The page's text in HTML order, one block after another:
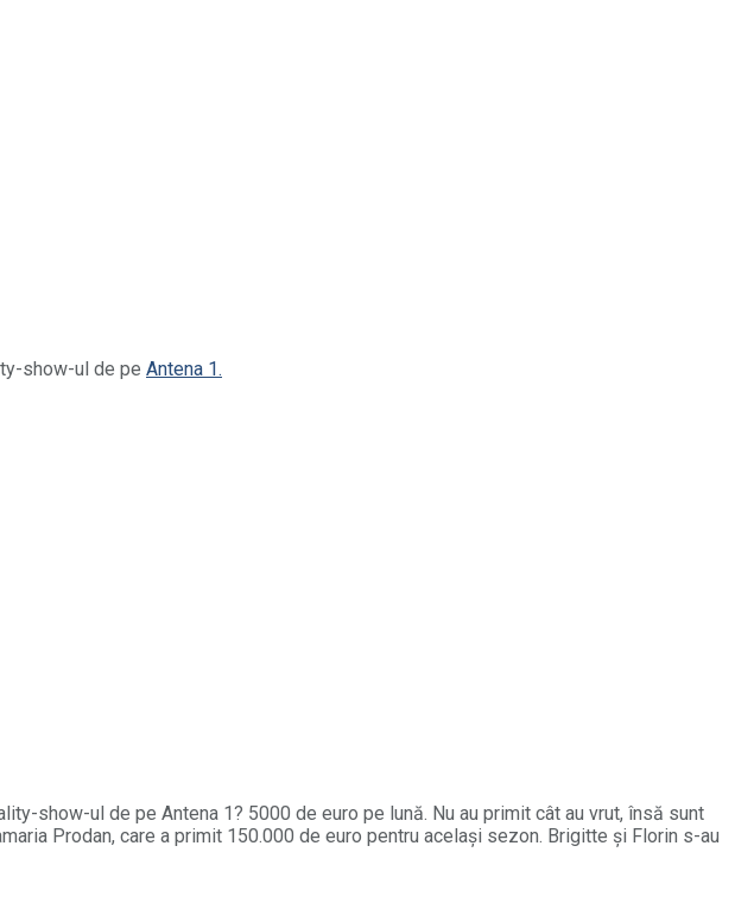
show-ul de pe Antena 1.
show-ul de pe Antena 1? 5000 de euro pe lună. Nu au primit cât au vrut, însă sunt
Prodan, care a primit 150.000 de euro pentru același sezon. Brigitte și Florin s-au